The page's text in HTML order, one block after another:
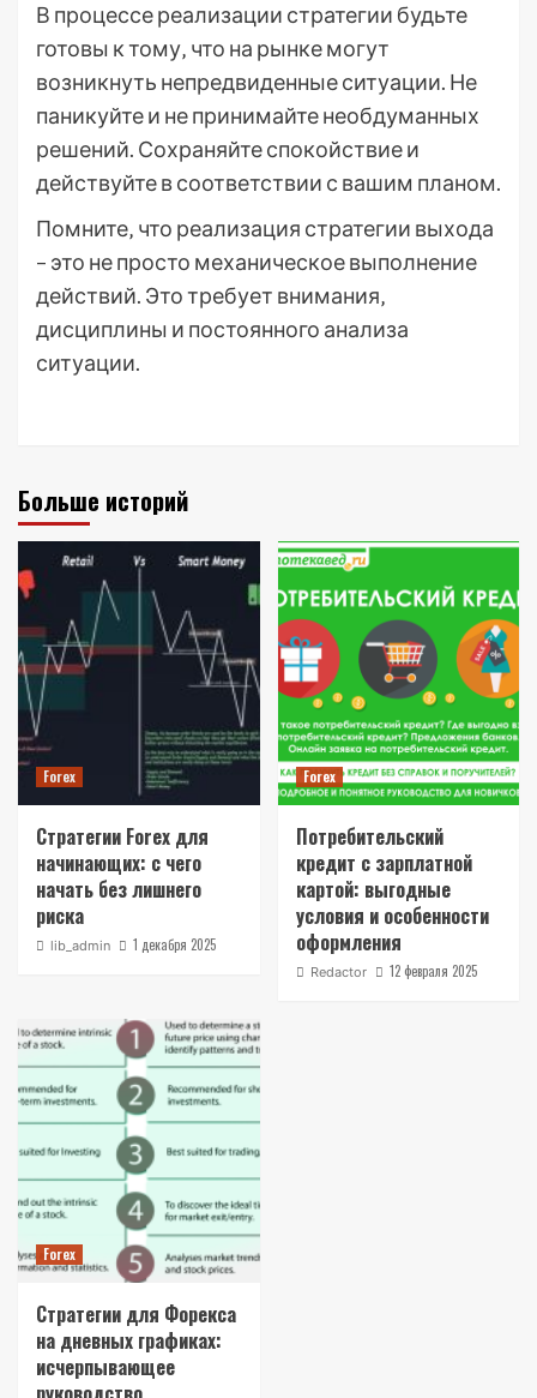
В процессе реализации стратегии будьте
готовы к тому‚ что на рынке могут
возникнуть непредвиденные ситуации. Не
паникуйте и не принимайте необдуманных
решений. Сохраняйте спокойствие и
действуйте в соответствии с вашим планом.
Помните‚ что реализация стратегии выхода
– это не просто механическое выполнение
действий. Это требует внимания‚
дисциплины и постоянного анализа
ситуации.
Больше историй
Forex
Стратегии Forex для
начинающих: с чего
начать без лишнего
риска
lib_admin 1 декабря 2025
Forex
Потребительский
кредит с зарплатной
картой: выгодные
условия и особенности
оформления
Redactor 12 февраля 2025
Forex
Стратегии для Форекса
на дневных графиках:
исчерпывающее